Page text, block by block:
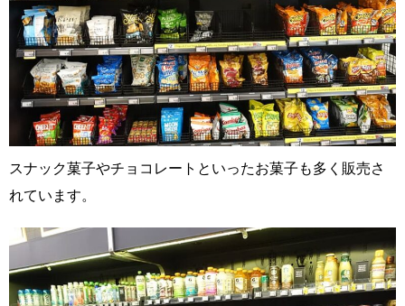
スナック菓子やチョコレートといったお菓子も多く販売さ
れています。